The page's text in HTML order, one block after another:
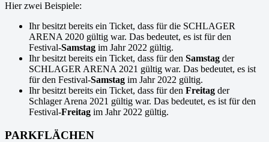
Hier zwei Beispiele:
Ihr besitzt bereits ein Ticket, dass für die SCHLAGER
ARENA 2020 gültig war. Das bedeutet, es ist für den
Festival-Samstag im Jahr 2022 gültig.
Ihr besitzt bereits ein Ticket, dass für den Samstag der
SCHLAGER ARENA 2021 gültig war. Das bedeutet, es ist
für den Festival-Samstag im Jahr 2022 gültig.
Ihr besitzt bereits ein Ticket, dass für den Freitag der
Schlager Arena 2021 gültig war. Das bedeutet, es ist für den
Festival-Freitag im Jahr 2022 gültig.
PARKFLÄCHEN